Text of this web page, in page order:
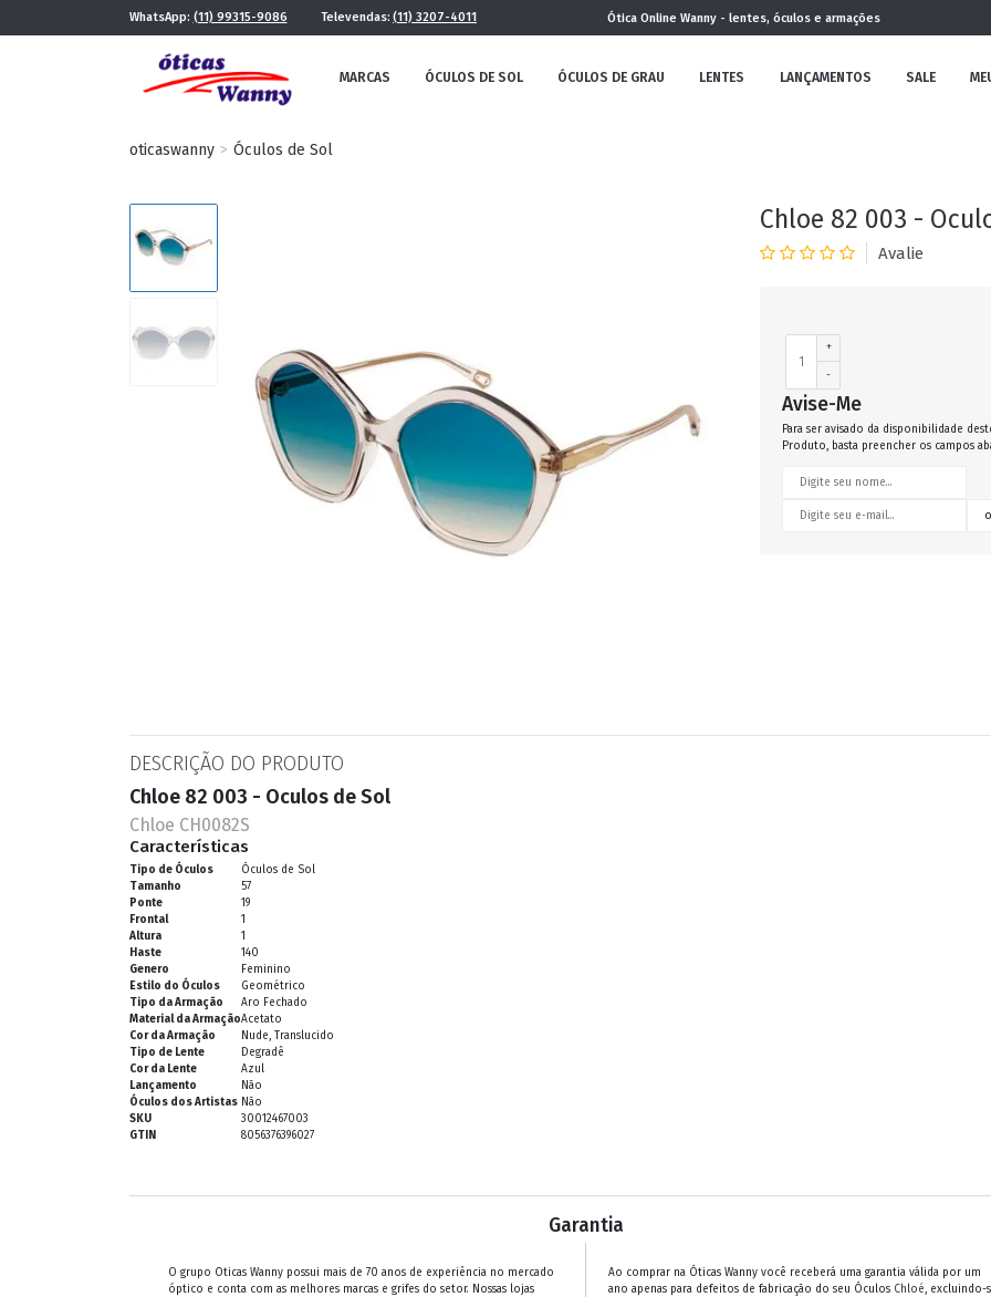
WhatsApp: (11) 99315-9086 Televendas: (11) 3207-4011 Ótica Online Wanny - lentes, óculos e armações
MARCAS ÓCULOS DE SOL ÓCULOS DE GRAU LENTES LANÇAMENTOS SALE
MASCULINO
COLEÇÃO
FUTURISTA REDONDOS
oticaswanny Óculos de Sol
Chloe 82 003 -
+
-
Avise-Me
Para ser avisado da disponibilidade
Produto, basta preencher os campos
DESCRIÇÃO DO PRODUTO
Chloe 82 003 - Oculos de Sol
Chloe CH0082S
Características
Tipo de Óculos
Óculos de Sol
Tamanho
57
Ponte
19
Frontal
1
Altura
1
Haste
140
Genero
Feminino
Estilo do Óculos
Geométrico
Tipo da Armação
Aro Fechado
Material da ArmaçãoAcetato
Cor da Armação
Nude, Translucido
Tipo de Lente
Degradê
Cor da Lente
Azul
Lançamento
Não
Óculos dos Artistas Não
SKU
30012467003
GTIN
8056376396027
Garantia
O grupo Oticas Wanny possui mais de 70 anos de experiência no mercado
óptico e conta com as melhores marcas e grifes do setor. Nossas lojas
Ao comprar na Óticas Wanny você receberá uma garantia válida por um
ano apenas para defeitos de fabricação do seu Óculos Chloé, excluindo-